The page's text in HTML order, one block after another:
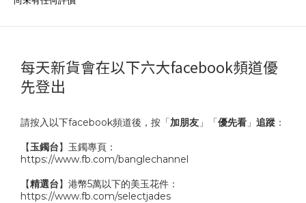
每天新貨會在以下六大facebook頻道優
先登出
請按入以下facebook頻道後，按「加朋友 」「優先看 」 追蹤 ：
【玉鐲台】玉鐲專頁：
https://www.fb.com/banglechannel
【精選台】港幣5萬以下的美玉花件：
https://www.fb.com/selectjades